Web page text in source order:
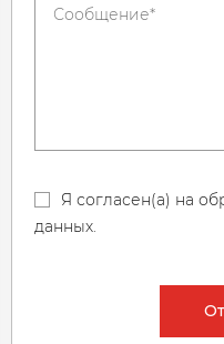
Я согласен(а) на
данных.